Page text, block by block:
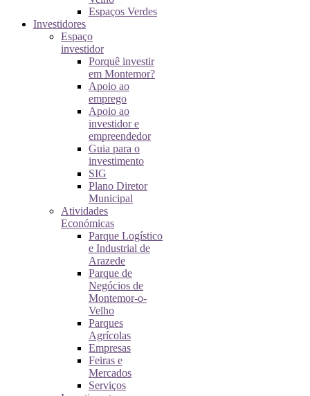
Espaços Verdes
Investidores
Espaço
investidor
Porquê investir
em Montemor?
Apoio ao
emprego
Apoio ao
investidor e
empreendedor
Guia para o
investimento
SIG
Plano Diretor
Municipal
Atividades
Económicas
Parque Logístico
e Industrial de
Arazede
Parque de
Negócios de
Montemor-o-
Velho
Parques
Agrícolas
Empresas
Feiras e
Mercados
Serviços